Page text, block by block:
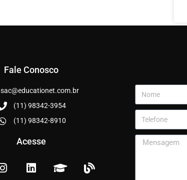
Fale Conosco
sac@educationet.com.br
(11) 98342-3954
(11) 98342-8910
Acesse